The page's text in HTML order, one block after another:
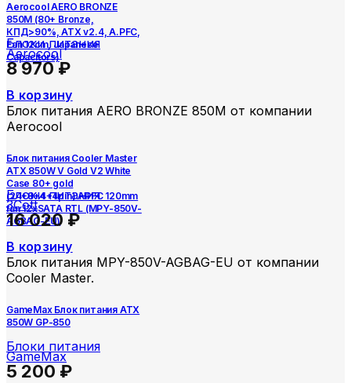
Aerocool AERO BRONZE
850M (80+ Bronze,
КПД>90%, ATX v2.4, A.PFC,
Fan 12cm, Japanese
Capacitors)
Блоки питания
Aerocool
8 970₽
В корзину
Блок питания AERO BRONZE 850M от компании
Aerocool
Блок питания Cooler Master
ATX 850W V Gold V2 White
Case 80+ gold
(24+8+4+4pin) APFC 120mm
fan 12xSATA RTL (MPY-850V-
AGBAG-EU)
Блоки питания
3Cott
16 020₽
В корзину
Блок питания MPY-850V-AGBAG-EU от компании
Cooler Master.
GameMax Блок питания ATX
850W GP-850
Блоки питания
GameMax
5 200 ₽